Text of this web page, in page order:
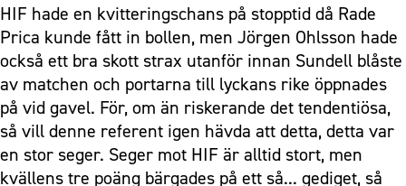
HIF hade en kvitteringschans på stopptid då Rade
Prica kunde fått in bollen, men Jörgen Ohlsson hade
också ett bra skott strax utanför innan Sundell blåste
av matchen och portarna till lyckans rike öppnades
på vid gavel. För, om än riskerande det tendentiösa,
så vill denne referent igen hävda att detta, detta var
en stor seger. Seger mot HIF är alltid stort, men
kvällens tre poäng bärgades på ett så... gediget, så